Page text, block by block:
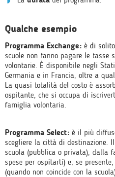
Qualche esempio
Programma Exchange: è di
scuole non fanno pagare le tasse
volontarie. È disponibile negli
Germania e in Francia, oltre a
La quasi totalità del costo è
ospitante, che si occupa di
famiglia volontaria.
Programma Select: è il più
scegliere la città di destinazione.
scuola (pubblica o privata), dalla
spese per ospitarti) e, se
(quando non coincide con la